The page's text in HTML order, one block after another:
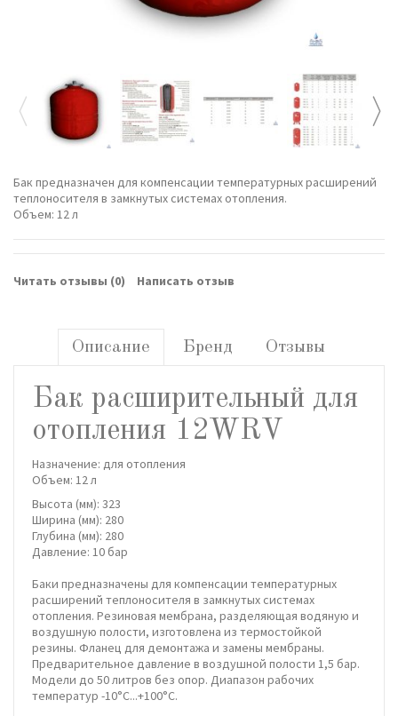
Бак предназначен для компенсации температурных расширений
теплоносителя в замкнутых системах отопления.
Объем: 12 л
Читать отзывы (0) Написать отзыв
Описание Бренд Отзывы
Бак расширительный для
отопления 12WRV
Назначение: для отопления
Объем: 12 л
Высота (мм): 323
Ширина (мм): 280
Глубина (мм): 280
Давление: 10 бар
Баки предназначены для компенсации температурных
расширений теплоносителя в замкнутых системах
отопления. Резиновая мембрана, разделяющая водяную и
воздушную полости, изготовлена из термостойкой
резины. Фланец для демонтажа и замены мембраны.
Предварительное давление в воздушной полости 1,5 бар.
Модели до 50 литров без опор. Диапазон рабочих
температур -10°С...+100°С.